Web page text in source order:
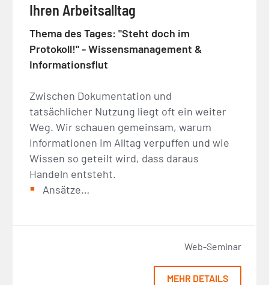
Ihren Arbeitsalltag
Thema des Tages: "Steht doch im
Protokoll!" - Wissensmanagement &
Informationsflut
Zwischen Dokumentation und
tatsächlicher Nutzung liegt oft ein weiter
Weg. Wir schauen gemeinsam, warum
Informationen im Alltag verpuffen und wie
Wissen so geteilt wird, dass daraus
Handeln entsteht.
Ansätze…
Web-Seminar
MEHR DETAILS